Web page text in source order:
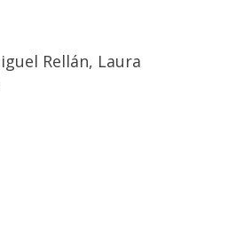
Rellán, Laura